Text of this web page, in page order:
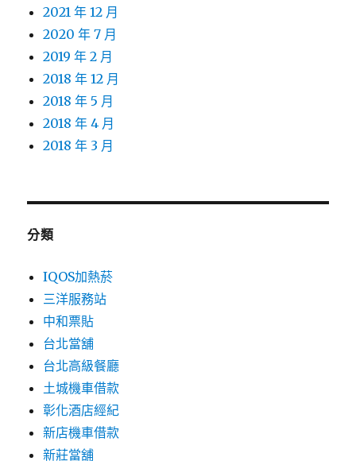
2021 年 12 月
2020 年 7 月
2019 年 2 月
2018 年 12 月
2018 年 5 月
2018 年 4 月
2018 年 3 月
分類
IQOS加熱菸
三洋服務站
中和票貼
台北當舖
台北高級餐廳
土城機車借款
彰化酒店經紀
新店機車借款
新莊當舖